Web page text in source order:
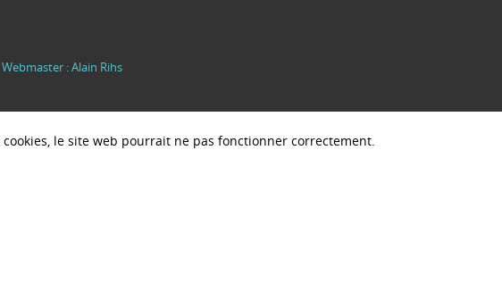
Webmaster : Alain Rihs
le site web pourrait ne pas fonctionner correctement.